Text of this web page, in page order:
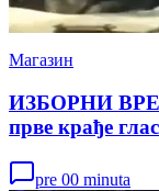
Магазин
ИЗБОРНИ
прве крађе
pre 00 minuta